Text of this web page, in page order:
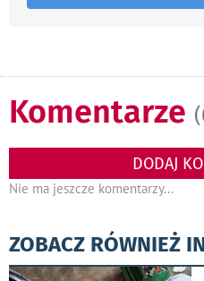
Komentarze
DODAJ
Nie ma jeszcze komentarzy...
ZOBACZ RÓWNIEŻ